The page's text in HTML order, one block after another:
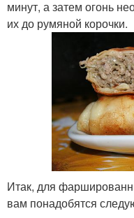
минут, а затем огонь
их до румяной корочки.
Итак, для
вам понадобятся